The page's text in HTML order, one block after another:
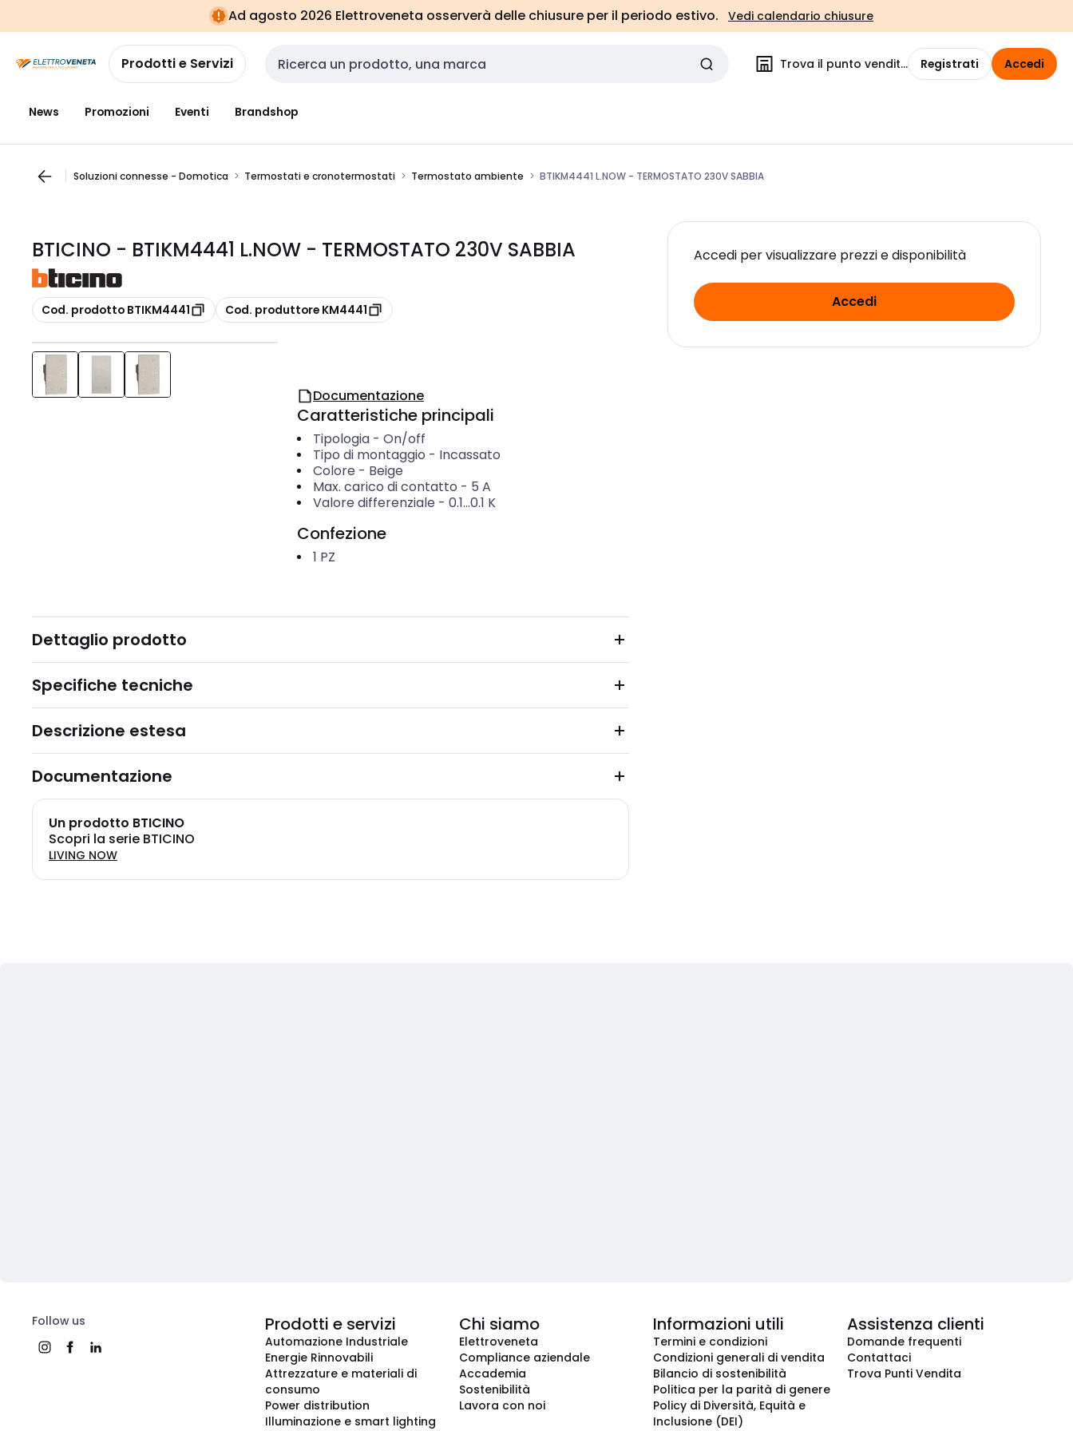
navigazionealla
pagina
Ad agosto 2026 Elettroveneta osserverà delle chiusure per il periodo estivo. Vedi calendario chiusure
Prodotti e Servizi Cerca input Trova il punto vendita Registrati Accedi
News Promozioni Eventi Brandshop
Soluzioni connesse - Domotica Termostati e cronotermostati Termostato ambiente BTIKM4441 L.NOW - TERMOSTATO 230V SABBIA
BTICINO - BTIKM4441 L.NOW - TERMOSTATO 230V SABBIA
copia
Cod. prodotto BTIKM4441 copia
Cod. produttore KM4441
Accedi per visualizzare prezzi e disponibilità
Accedi
Documentazione
Caratteristiche principali
Tipologia- On/off
Tipo di montaggio - Incassato
Colore - Beige
Max. carico di contatto - 5 A
Valore differenziale - 0.1...0.1 K
Confezione
1 PZ
Dettaglio prodotto
Specifiche tecniche
Descrizione estesa
Documentazione
Un prodotto BTICINO
Scopri la serie BTICINO
LIVING NOW
Follow us Prodotti e servizi
Automazione Industriale
Energie Rinnovabili
Attrezzature e materiali di
consumo
Power distribution
Illuminazione e smart lighting
Chi siamo
Elettroveneta
Compliance aziendale
Accademia
Sostenibilità
Lavora con noi
Informazioni utili
Termini e condizioni
Condizioni generali di vendita
Bilancio di sostenibilità
Politica per la parità di genere
Policy di Diversità, Equità e
Inclusione (DEI)
Assistenza clienti
Domande frequenti
Contattaci
Trova Punti Vendita